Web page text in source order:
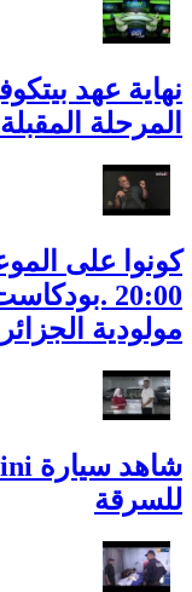
نهاية عهد
المرحلة
كونوا على
مولودية
للسرقة